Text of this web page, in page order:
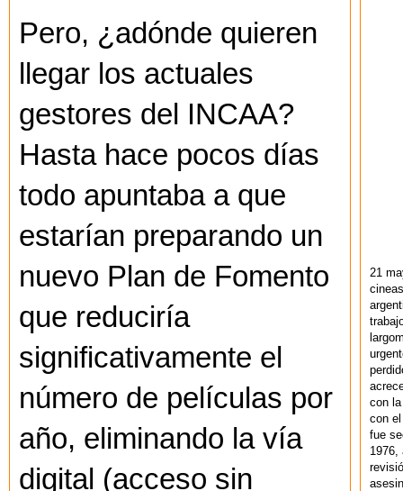
Pero, ¿adónde quieren
llegar los actuales
gestores del INCAA?
Hasta hace pocos días
todo apuntaba a que
estarían preparando un
nuevo Plan de Fomento
que reduciría
significativamente el
número de películas por
año, eliminando la vía
digital (acceso sin
21
con
con
fue
1976,